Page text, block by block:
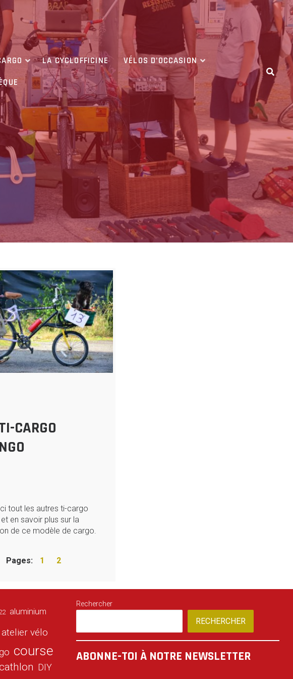
LA CYCLOFFICINE
VÉLOS D’OCCASION
CARGO
tout les autres ti-cargo
en savoir plus sur la
de ce modèle de cargo.
Pages:
1 2
aluminium
atelier vélo
course
DIY
Rechercher
RECHERCHER
ABONNE-TOI À NOTRE NEWSLETTER